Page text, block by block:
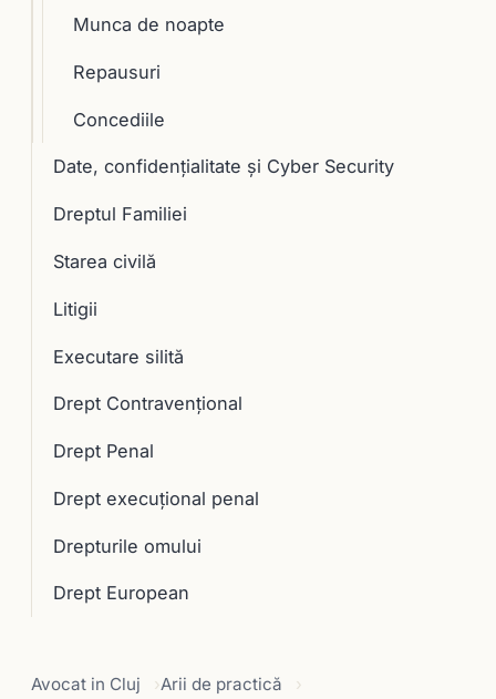
Munca de noapte
Repausuri
Concediile
Date, confidențialitate și Cyber Security
Dreptul Familiei
Starea civilă
Litigii
Executare silită
Drept Contravențional
Drept Penal
Drept execuţional penal
Drepturile omului
Drept European
Avocat in Cluj
Arii de practică